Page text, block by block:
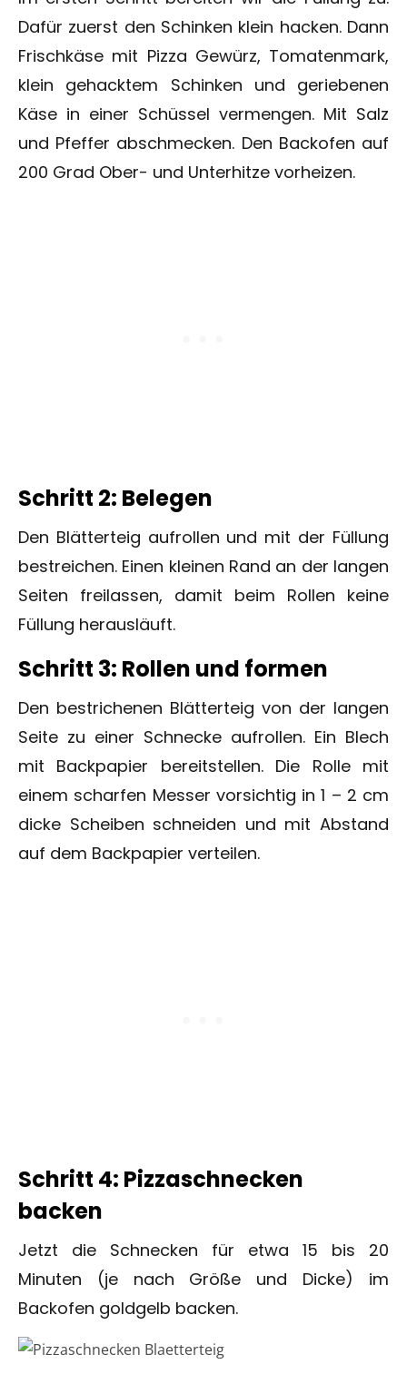
Dafür zuerst den Schinken klein hacken. Dann
Frischkäse mit Pizza Gewürz, Tomatenmark,
klein gehacktem Schinken und geriebenen
Käse in einer Schüssel vermengen. Mit Salz
und Pfeffer abschmecken. Den Backofen auf
200 Grad Ober- und Unterhitze vorheizen.
Schritt 2: Belegen
Den Blätterteig aufrollen und mit der Füllung
bestreichen. Einen kleinen Rand an der langen
Seiten freilassen, damit beim Rollen keine
Füllung herausläuft.
Schritt 3: Rollen und formen
Den bestrichenen Blätterteig von der langen
Seite zu einer Schnecke aufrollen. Ein Blech
mit Backpapier bereitstellen. Die Rolle mit
einem scharfen Messer vorsichtig in 1 – 2 cm
dicke Scheiben schneiden und mit Abstand
auf dem Backpapier verteilen.
Schritt 4: Pizzaschnecken
backen
Jetzt die Schnecken für etwa 15 bis 20
Minuten (je nach Größe und Dicke) im
Backofen goldgelb backen.